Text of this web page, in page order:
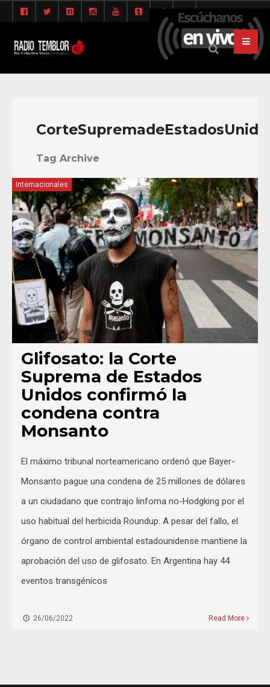
Tag Archive
Internacionales
Glifosato: la Corte
Suprema de Estados
Unidos confirmó la
condena contra
Monsanto
El máximo tribunal norteamericano ordenó que Bayer-
Monsanto pague una condena de 25 millones de dólares
a un ciudadano que contrajo linfoma no-Hodgking por el
uso habitual del herbicida Roundup. A pesar del fallo, el
órgano de control ambiental estadounidense mantiene la
aprobación del uso de glifosato. En Argentina hay 44
eventos transgénicos
26/06/2022 Read More